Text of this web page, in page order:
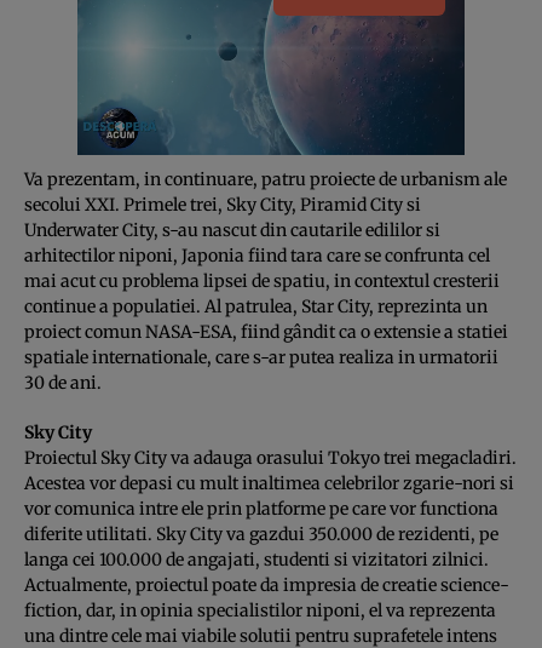
Va prezentam, in continuare, patru proiecte de urbanism ale
secolui XXI. Primele trei, Sky City, Piramid City si
Underwater City, s-au nascut din cautarile edililor si
arhitectilor niponi, Japonia fiind tara care se confrunta cel
mai acut cu problema lipsei de spatiu, in contextul cresterii
continue a populatiei. Al patrulea, Star City, reprezinta un
proiect comun NASA-ESA, fiind gândit ca o extensie a statiei
spatiale internationale, care s-ar putea realiza in urmatorii
30 de ani.
Sky City
Proiectul Sky City va adauga orasului Tokyo trei megacladiri.
Acestea vor depasi cu mult inaltimea celebrilor zgarie-nori si
vor comunica intre ele prin platforme pe care vor functiona
dife­rite utilitati. Sky City va gazdui 350.000 de rezidenti, pe
langa cei 100.000 de angajati, studenti si vizitatori zilnici.
Actualmente, proiectul poate da impresia de creatie science-
fiction, dar, in opinia specialistilor niponi, el va reprezenta
una dintre cele mai viabile solutii pentru suprafetele intens